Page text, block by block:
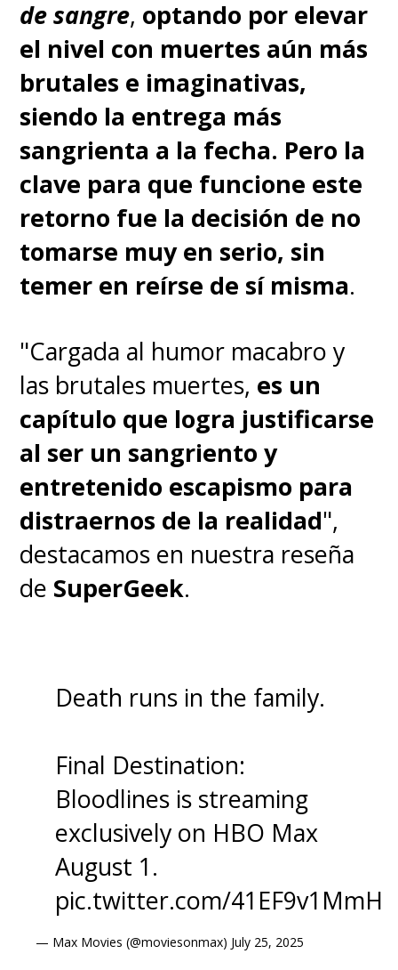
de sangre, optando por elevar
el nivel con muertes aún más
brutales e imaginativas,
siendo la entrega más
sangrienta a la fecha. Pero la
clave para que funcione este
retorno fue la decisión de no
tomarse muy en serio, sin
temer en reírse de sí misma.
"Cargada al humor macabro y
las brutales muertes, es un
capítulo que logra justificarse
al ser un sangriento y
entretenido escapismo para
distraernos de la realidad",
destacamos en nuestra reseña
de SuperGeek.
Death runs in the family.
Final Destination:
Bloodlines is streaming
exclusively on HBO Max
August 1.
pic.twitter.com/41EF9v1MmH
— Max Movies (@moviesonmax) July 25, 2025